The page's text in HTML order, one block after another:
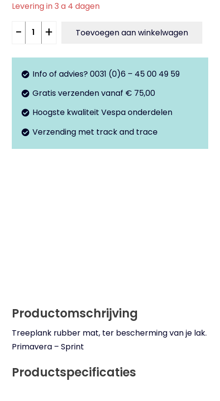
Levering in 3 a 4 dagen
Treeplank
mat
rubber
Primavera
Sprint
aantal
- + Toevoegen aan winkelwagen
Info of advies? 0031 (0)6 – 45 00 49 59
Gratis verzenden vanaf € 75,00
Hoogste kwaliteit Vespa onderdelen
Verzending met track and trace
Productomschrijving
Treeplank rubber mat, ter bescherming van je lak.
Primavera – Sprint
Productspecificaties